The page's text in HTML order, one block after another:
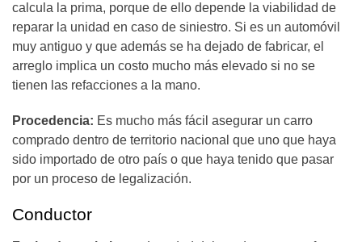
calcula la prima, porque de ello depende la viabilidad de
reparar la unidad en caso de siniestro. Si es un automóvil
muy antiguo y que además se ha dejado de fabricar, el
arreglo implica un costo mucho más elevado si no se
tienen las refacciones a la mano.
Procedencia: Es mucho más fácil asegurar un carro
comprado dentro de territorio nacional que uno que haya
sido importado de otro país o que haya tenido que pasar
por un proceso de legalización.
Conductor